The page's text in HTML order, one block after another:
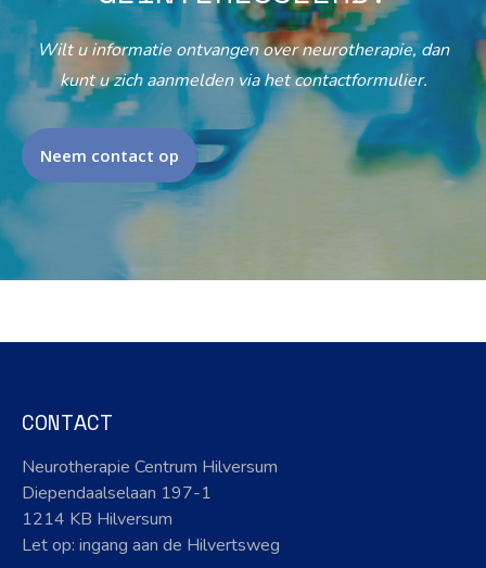
Wilt u informatie ontvangen over neurotherapie, dan
kunt u zich aanmelden via het contactformulier.
Neem contact op
CONTACT
Neurotherapie Centrum Hilversum
Diependaalselaan 197-1
1214 KB Hilversum
Let op: ingang aan de Hilvertsweg